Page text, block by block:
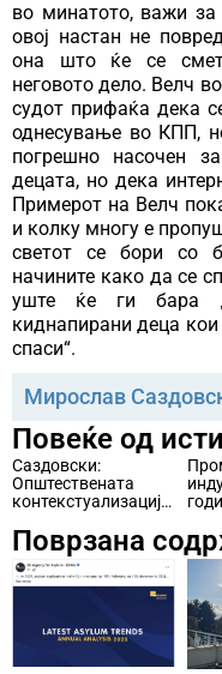
во минатото, важи за
овој настан не
она што ќе се
неговото дело. Велч
судот прифаќа дека
однесување во КПП,
погрешно насочен
децата, но дека
Примерот на Велч
и колку многу е
светот се бори со
начините како да се
уште ќе ги бара
киднапирани деца кои
спаси“.
Мирослав
Повеќе од
Саздовски:
Општествената
контекстуализација
комуникациски
инпут
Поврзана